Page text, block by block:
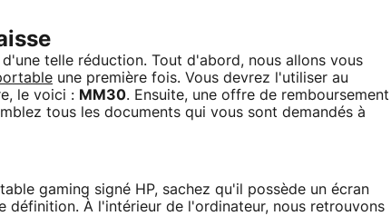
telle réduction. Tout d'abord, nous allons vous
une première fois. Vous devrez l'utiliser au
le voici : MM30. Ensuite, une offre de remboursement
tous les documents qui vous sont demandés à
gaming signé HP, sachez qu'il possède un écran
définition. À l'intérieur de l'ordinateur, nous retrouvons